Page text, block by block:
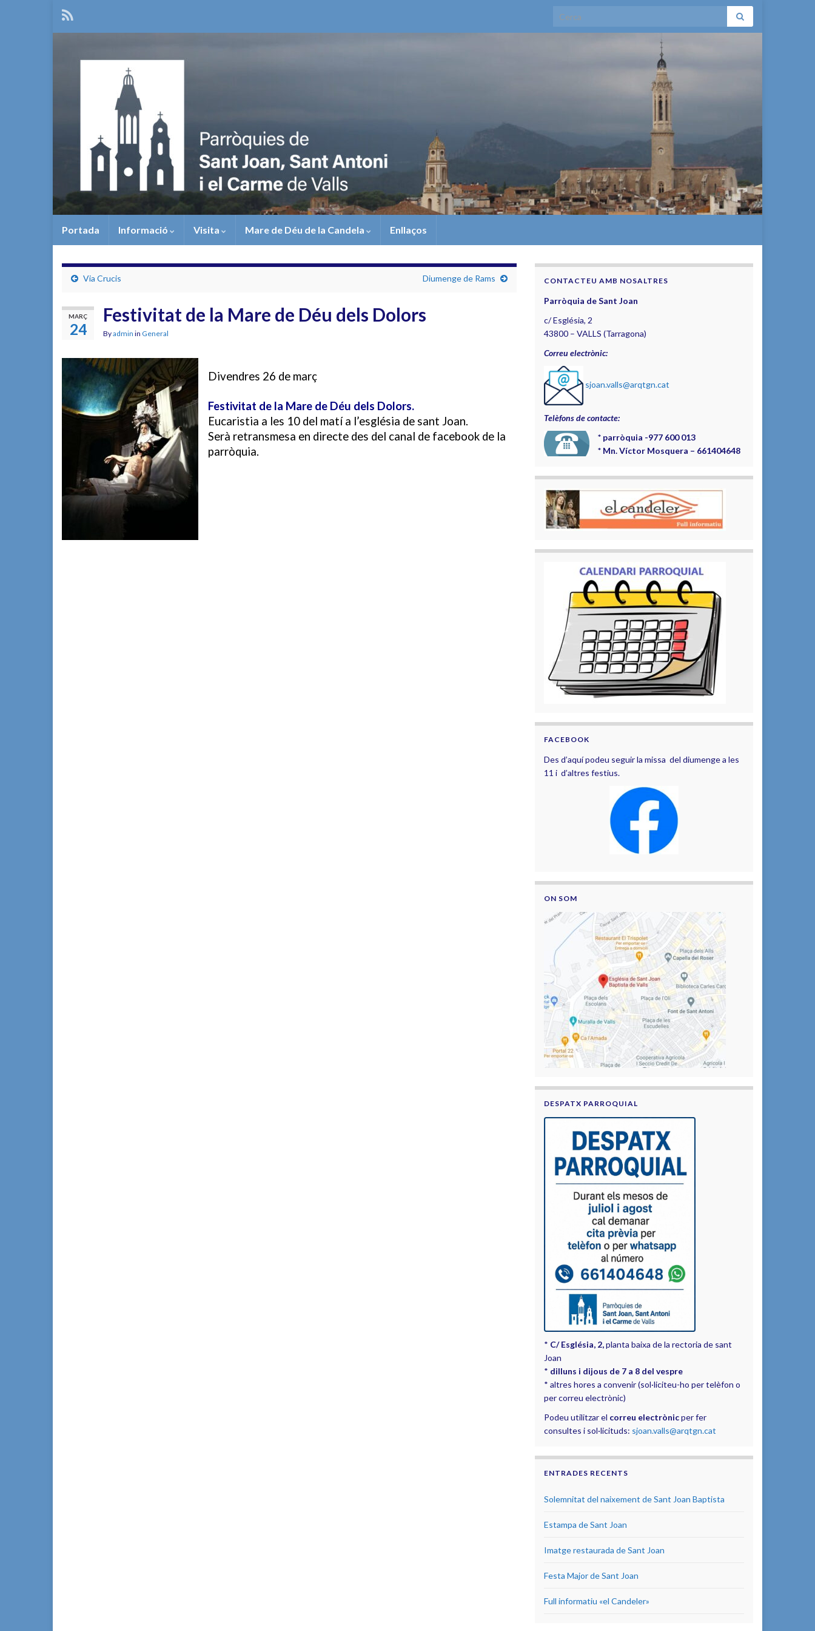
Search for:
Portada Informació Visita Mare de Déu de la Candela Enllaços
Via Crucis Diumenge de Rams
MARÇ
24
Festivitat de la Mare de Déu dels Dolors
Byadmin in General
Divendres 26 de març
Festivitat de la Mare de Déu dels Dolors.
Eucaristia a les 10 del matí a l’església de sant Joan.
Serà retransmesa en directe des del canal de facebook de la
parròquia.
CONTACTEU AMB NOSALTRES
Parròquia de Sant Joan
c/ Església, 2
43800 – VALLS (Tarragona)
Correu electrònic:
sjoan.valls@arqtgn.cat
Telèfons de contacte:
* parròquia -977 600 013
* Mn. Víctor Mosquera – 661404648
FACEBOOK
Des d’aquí podeu seguir la missa del diumenge a les
11 i d’altres festius.
ON SOM
DESPATX PARROQUIAL
* C/ Església, 2,planta baixa de la rectoria de sant
Joan
* dilluns i dijous de 7 a 8 del vespre
* altres hores a convenir (sol·liciteu-ho per telèfon o
per correu electrònic)
Podeu utilitzar el correu electrònicper fer
consultes i sol·licituds: sjoan.valls@arqtgn.cat
ENTRADES RECENTS
Solemnitat del naixement de Sant Joan Baptista
Estampa de Sant Joan
Imatge restaurada de Sant Joan
Festa Major de Sant Joan
Full informatiu «el Candeler»